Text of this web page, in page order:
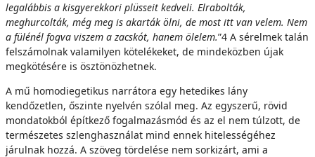
legalábbis a kisgyerekkori plüsseit kedveli. Elrabolták,
meghurcolták, még meg is akarták ölni, de most itt van velem. Nem
a fülénél fogva viszem a zacskót, hanem ölelem.”4 A sérelmek talán
felszámolnak valamilyen kötelékeket, de mindeközben újak
megkötésére is ösztönözhetnek.
A mű homodiegetikus narrátora egy hetedikes lány
kendőzetlen, őszinte nyelvén szólal meg. Az egyszerű, rövid
mondatokból építkező fogalmazásmód és az el nem túlzott, de
természetes szlenghasználat mind ennek hitelességéhez
járulnak hozzá. A szöveg tördelése nem sorkizárt, ami a